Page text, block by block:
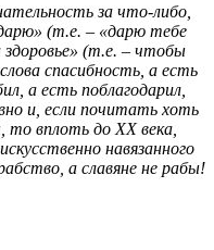
за что-либо,
(т.е. – «дарю тебе
здоровье» (т.е. – чтобы
спасибность, а есть
а есть поблагодарил,
и, если почитать хоть
то вплоть до ХХ века,
навязанного
а славяне не рабы!